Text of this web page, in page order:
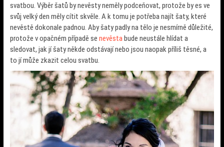
svatbou. Výběr šatů by nevěsty neměly podceňovat, protože by es ve
svůj velký den měly cítit skvěle. A k tomu je potřeba najít šaty, které
nevěstě dokonale padnou. Aby šaty padly na tělo je nesmírně důležité,
protože v opačném případě se nevěstabude neustále hlídat a
sledovat, jak jí šaty někde odstávají nebo jsou naopak příliš těsné, a
to jí může zkazit celou svatbu.